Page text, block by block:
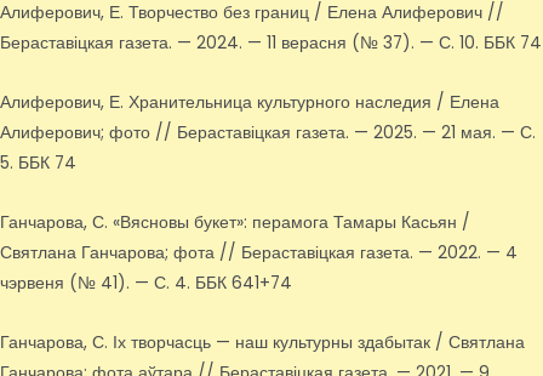
Алиферович, Е. Творчество без границ / Елена Алиферович //
Бераставіцкая газета. — 2024. — 11 верасня (№ 37). — С. 10. ББК 74
Алиферович, Е. Хранительница культурного наследия / Елена
Алиферович; фото // Бераставіцкая газета. — 2025. — 21 мая. — С.
5. ББК 74
Ганчарова, С. «Вясновы букет»: перамога Тамары Касьян /
Святлана Ганчарова; фота // Бераставіцкая газета. — 2022. — 4
чэрвеня (№ 41). — С. 4. ББК 641+74
Ганчарова, С. Іх творчасць — наш культурны здабытак / Святлана